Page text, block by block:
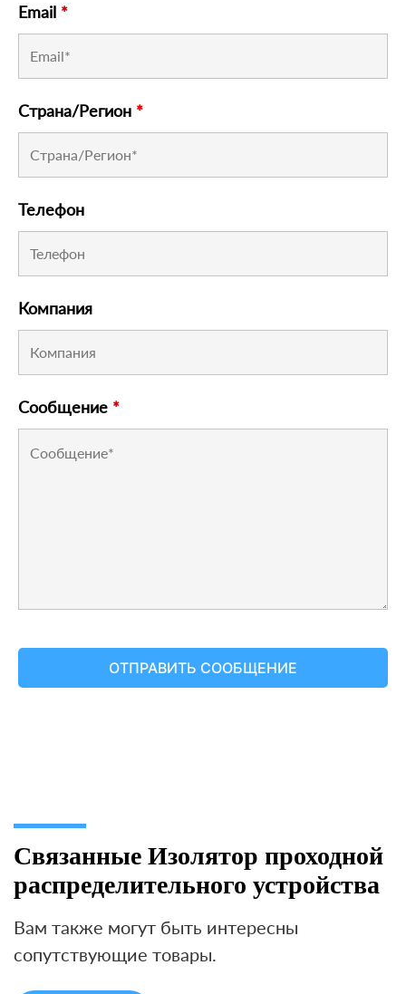
Email *
Страна/Регион *
Телефон
Компания
Сообщение *
Связанные Изолятор проходной
распределительного устройства
Вам также могут быть интересны
сопутствующие товары.